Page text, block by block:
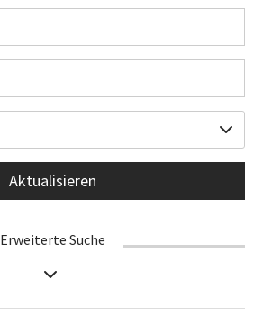
Aktualisieren
Erweiterte Suche